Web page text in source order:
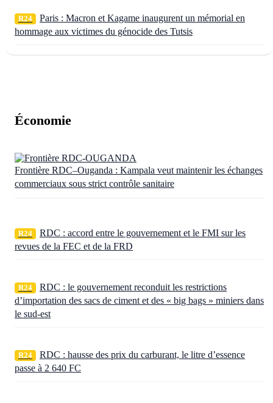
R24
Paris : Macron et Kagame inaugurent un mémorial en
hommage aux victimes du génocide des Tutsis
Économie
Frontière RDC–Ouganda : Kampala veut maintenir les échanges
commerciaux sous strict contrôle sanitaire
R24
RDC : accord entre le gouvernement et le FMI sur les
revues de la FEC et de la FRD
R24
RDC : le gouvernement reconduit les restrictions
d’importation des sacs de ciment et des « big bags » miniers dans
le sud-est
R24
RDC : hausse des prix du carburant, le litre d’essence
passe à 2 640 FC